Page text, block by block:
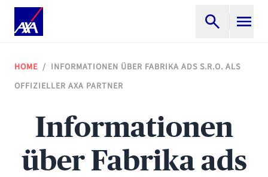
HOME / INFORMATIONEN ÜBER FABRIKA ADS S.R.O. ALS
OFFIZIELLER AXA PARTNER
Informationen
über Fabrika ads